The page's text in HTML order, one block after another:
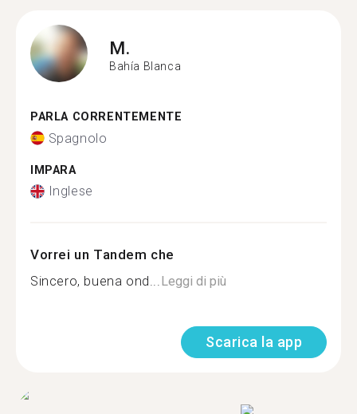
M.
Bahía Blanca
PARLA CORRENTEMENTE
Spagnolo
IMPARA
Inglese
Vorrei un Tandem che
Sincero, buena ond...Leggi di più
Scarica la app